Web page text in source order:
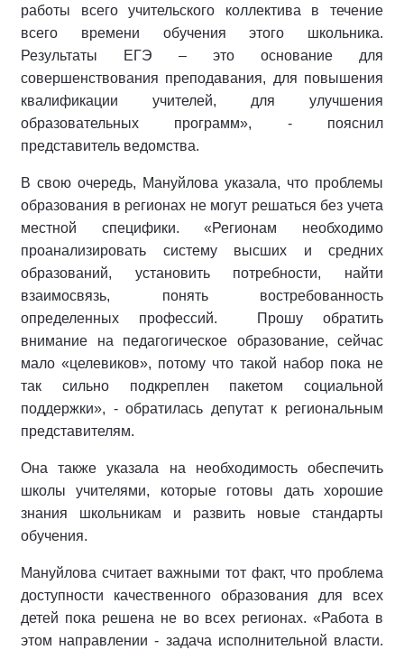
работы всего учительского коллектива в течение
всего времени обучения этого школьника.
Результаты ЕГЭ – это основание для
совершенствования преподавания, для повышения
квалификации учителей, для улучшения
образовательных программ», - пояснил
представитель ведомства.
В свою очередь, Мануйлова указала, что проблемы
образования в регионах не могут решаться без учета
местной специфики. «Регионам необходимо
проанализировать систему высших и средних
образований, установить потребности, найти
взаимосвязь, понять востребованность
определенных профессий. Прошу обратить
внимание на педагогическое образование, сейчас
мало «целевиков», потому что такой набор пока не
так сильно подкреплен пакетом социальной
поддержки», - обратилась депутат к региональным
представителям.
Она также указала на необходимость обеспечить
школы учителями, которые готовы дать хорошие
знания школьникам и развить новые стандарты
обучения.
Мануйлова считает важными тот факт, что проблема
доступности качественного образования для всех
детей пока решена не во всех регионах. «Работа в
этом направлении - задача исполнительной власти.